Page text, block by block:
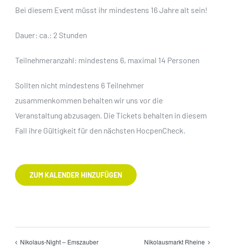
Bei diesem Event müsst ihr mindestens 16 Jahre alt sein!
Dauer: ca.: 2 Stunden
Teilnehmeranzahl: mindestens 6, maximal 14 Personen
Sollten nicht mindestens 6 Teilnehmer
zusammenkommen behalten wir uns vor die
Veranstaltung abzusagen. Die Tickets behalten in diesem
Fall ihre Gültigkeit für den nächsten HocpenCheck.
ZUM KALENDER HINZUFÜGEN
Nikolaus-Night – Emszauber Nikolausmarkt Rheine